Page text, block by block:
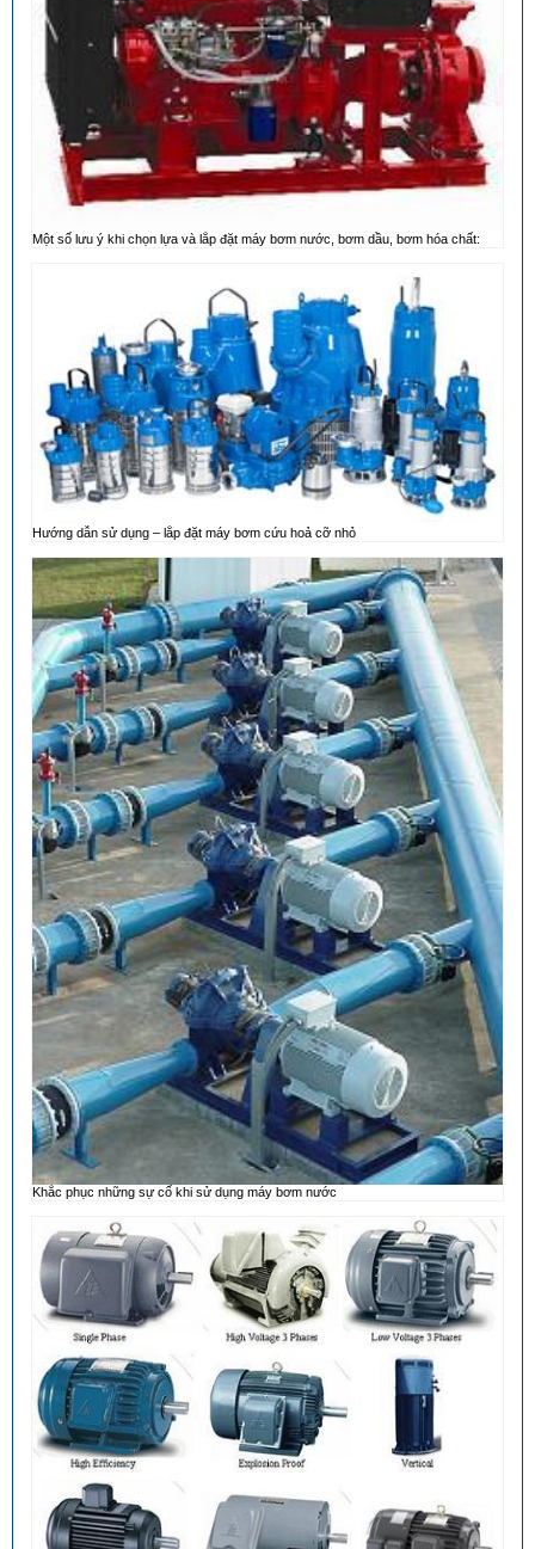
Một số lưu ý khi chọn lựa và lắp đặt máy bơm nước, bơm dầu, bơm hóa chất:
Hướng dẫn sử dụng – lắp đặt máy bơm cứu hoả cỡ nhỏ
Khắc phục những sự cố khi sử dụng máy bơm nước